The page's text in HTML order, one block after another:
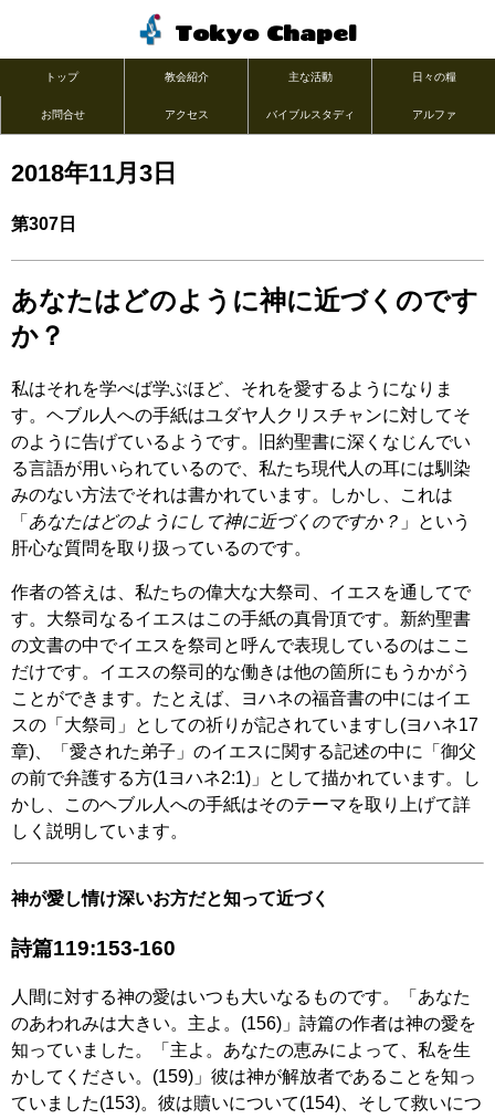
Tokyo Chapel
トップ 教会紹介 主な活動 日々の糧
お問合せ アクセス バイブルスタディ アルファ
2018年11月3日
第307日
あなたはどのように神に近づくのです
か？
私はそれを学べば学ぶほど、それを愛するようになりま
す。ヘブル人への手紙はユダヤ人クリスチャンに対してそ
のように告げているようです。旧約聖書に深くなじんでい
る言語が用いられているので、私たち現代人の耳には馴染
みのない方法でそれは書かれています。しかし、これは
「 あなたはどのようにして神に近づくのですか？ 」という
肝心な質問を取り扱っているのです。
作者の答えは、私たちの偉大な大祭司、イエスを通してで
す。大祭司なるイエスはこの手紙の真骨頂です。新約聖書
の文書の中でイエスを祭司と呼んで表現しているのはここ
だけです。イエスの祭司的な働きは他の箇所にもうかがう
ことができます。たとえば、ヨハネの福音書の中にはイエ
スの「大祭司」としての祈りが記されていますし(ヨハネ17
章)、「愛された弟子」のイエスに関する記述の中に「御父
の前で弁護する方(1ヨハネ2:1)」として描かれています。し
かし、このヘブル人への手紙はそのテーマを取り上げて詳
しく説明しています。
神が愛し情け深いお方だと知って近づく
詩篇119:153-160
人間に対する神の愛はいつも大いなるものです。「あなた
のあわれみは大きい。主よ。(156)」詩篇の作者は神の愛を
知っていました。「主よ。あなたの恵みによって、私を生
かしてください。(159)」彼は神が解放者であることを知っ
ていました(153)。彼は贖いについて(154)、そして救いにつ